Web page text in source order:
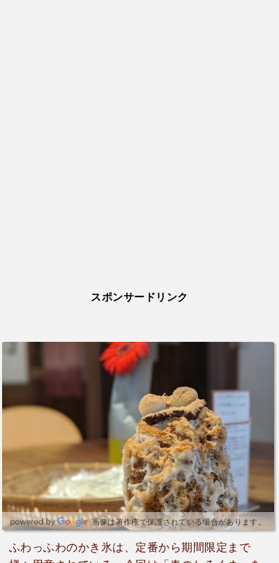
スポンサードリンク
画像は著作権で保護されている場合があります。
ふわっふわのかき氷は、定番から期間限定まで